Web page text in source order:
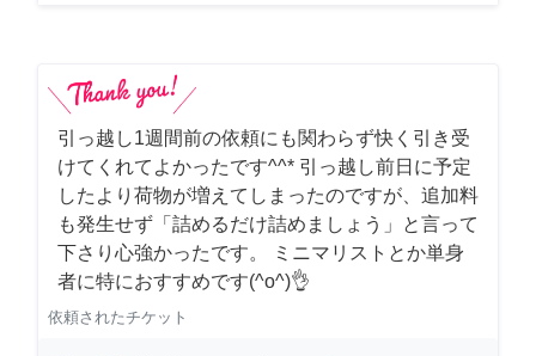
引っ越し1週間前の依頼にも関わらず快く引き受
けてくれてよかったです^^* 引っ越し前日に予定
したより荷物が増えてしまったのですが、追加料
も発生せず「詰めるだけ詰めましょう」と言って
下さり心強かったです。 ミニマリストとか単身
者に特におすすめです(^o^)👌
依頼されたチケット